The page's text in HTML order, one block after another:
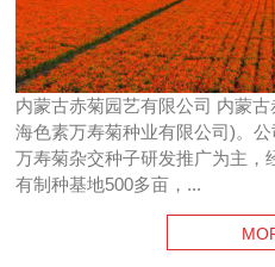
内蒙古赤菊园艺有限公司 内蒙
海色素万寿菊种业有限公司)。
万寿菊杂交种子研发推广为主，
有制种基地500多亩，...